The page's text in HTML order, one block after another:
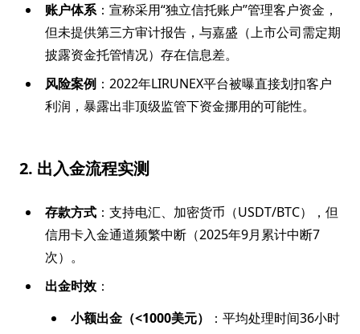
账户体系：宣称采用“独立信托账户”管理客户资金，
但未提供第三方审计报告，与嘉盛（上市公司需定期
披露资金托管情况）存在信息差。
风险案例 ：2022年LIRUNEX平台被曝直接划扣客户
利润，暴露出非顶级监管下资金挪用的可能性。
2. 出入金流程实测
存款方式 ：支持电汇、加密货币（USDT/BTC），但
信用卡入金通道频繁中断（2025年9月累计中断7
次）。
出金时效 ：
小额出金（<1000美元）
：平均处理时间36小时